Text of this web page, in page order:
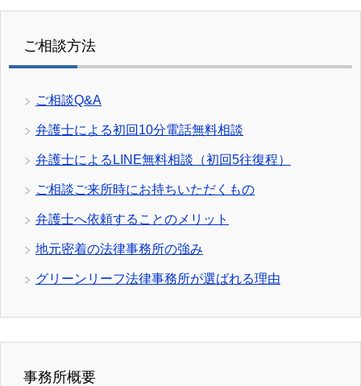
ご相談方法
ご相談Q&A
弁護士による初回10分電話無料相談
弁護士によるLINE無料相談（初回5往復程）
ご相談ご来所時にお持ちいただくもの
弁護士へ依頼することのメリット
地元密着の法律事務所の強み
グリーンリーフ法律事務所が選ばれる理由
事務所概要